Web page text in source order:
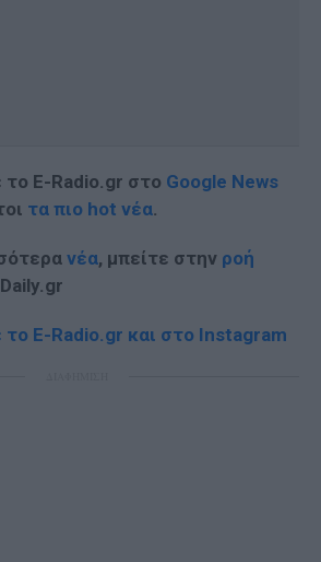
E-Radio.gr στο Google News
τα πιο hot νέα.
νέα, μπείτε στην ροή
E-Radio.gr και στο Instagram